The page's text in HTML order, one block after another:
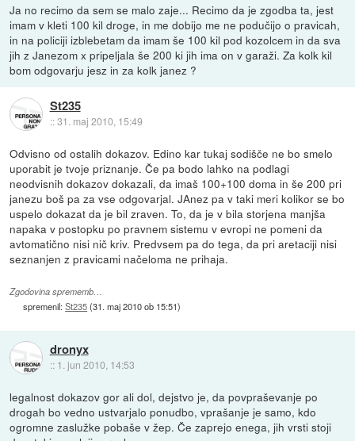
Ja no recimo da sem se malo zaje... Recimo da je zgodba ta, jest
imam v kleti 100 kil droge, in me dobijo me ne podučijo o pravicah,
in na policiji izblebetam da imam še 100 kil pod kozolcem in da sva
jih z Janezom x pripeljala še 200 ki jih ima on v garaži. Za kolk kil
bom odgovarju jesz in za kolk janez ?
St235
::31. maj 2010, 15:49
Odvisno od ostalih dokazov. Edino kar tukaj sodišče ne bo smelo
uporabit je tvoje priznanje. Če pa bodo lahko na podlagi
neodvisnih dokazov dokazali, da imaš 100+100 doma in še 200 pri
janezu boš pa za vse odgovarjal. JAnez pa v taki meri kolikor se bo
uspelo dokazat da je bil zraven. To, da je v bila storjena manjša
napaka v postopku po pravnem sistemu v evropi ne pomeni da
avtomatično nisi nič kriv. Predvsem pa do tega, da pri aretaciji nisi
seznanjen z pravicami načeloma ne prihaja.
Zgodovina sprememb…
spremenil:St235(31. maj 2010 ob 15:51)
dronyx
:: 1. jun 2010, 14:53
legalnost dokazov gor ali dol, dejstvo je, da povpraševanje po
drogah bo vedno ustvarjalo ponudbo, vprašanje je samo, kdo
ogromne zaslužke pobaše v žep. Če zaprejo enega, jih vrsti stoji